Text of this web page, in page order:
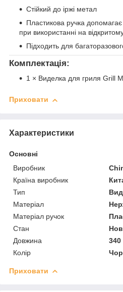
Стійкий до іржі метал
Пластикова ручка
при використанні на
Підходить для
Комплектація:
1 × Виделка для гриля Grill
Приховати
Характеристики
Основні
Виробник
Країна виробник
Тип
Матеріал
Матеріал ручок
Стан
Довжина
Колір
Приховати